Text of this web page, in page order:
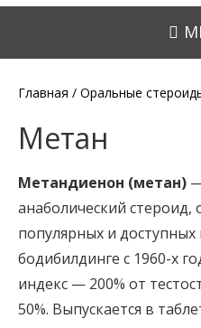
Главная / Оральные
Метан
Метандиенон (метан)
анаболический стероид,
популярных и
бодибилдинге с 1960-х
индекс — 200% от
50%. Выпускается в